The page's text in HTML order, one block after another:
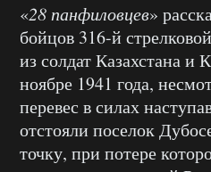
«28 панфиловцев»
бойцов 316-й
из солдат Казахстана и
ноябре 1941 года,
перевес в силах
отстояли поселок
точку, при потере